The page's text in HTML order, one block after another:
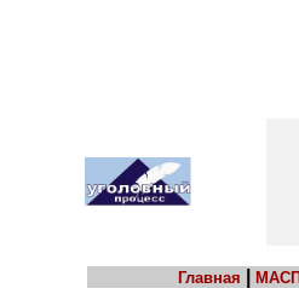
Главная МАСП